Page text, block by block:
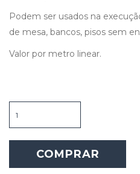
Podem ser usados na
de mesa, bancos, pisos sem
Valor por metro linear.
de
Demolição
-
20cm
COMPRAR